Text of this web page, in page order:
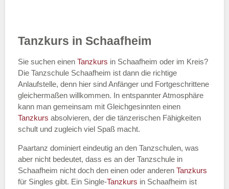
Tanzkurs in Schaafheim
Sie suchen einen Tanzkurs in Schaafheim oder im Kreis?
Die Tanzschule Schaafheim ist dann die richtige
Anlaufstelle, denn hier sind Anfänger und Fortgeschrittene
gleichermaßen willkommen. In entspannter Atmosphäre
kann man gemeinsam mit Gleichgesinnten einen
Tanzkurs absolvieren, der die tänzerischen Fähigkeiten
schult und zugleich viel Spaß macht.
Paartanz dominiert eindeutig an den Tanzschulen, was
aber nicht bedeutet, dass es an der Tanzschule in
Schaafheim nicht doch den einen oder anderen Tanzkurs
für Singles gibt. Ein Single-Tanzkurs in Schaafheim ist